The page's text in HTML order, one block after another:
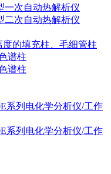
一次自动热解析仪
二次自动热解析仪
的填充柱、毛细管柱
谱柱
谱柱
系列电化学分析仪/工作
系列电化学分析仪/工作